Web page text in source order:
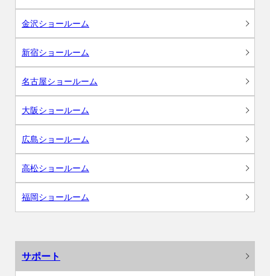
金沢ショールーム
新宿ショールーム
名古屋ショールーム
大阪ショールーム
広島ショールーム
高松ショールーム
福岡ショールーム
サポート